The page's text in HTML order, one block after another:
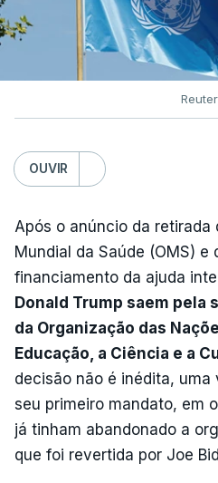
OUVIR
Após o anúncio da retirada
Mundial da Saúde (OMS) e
financiamento da ajuda
Donald Trump saem pela
da Organização das
Educação, a Ciência e a
decisão não é inédita, uma
seu primeiro mandato, em
já tinham abandonado a
que foi revertida por Joe